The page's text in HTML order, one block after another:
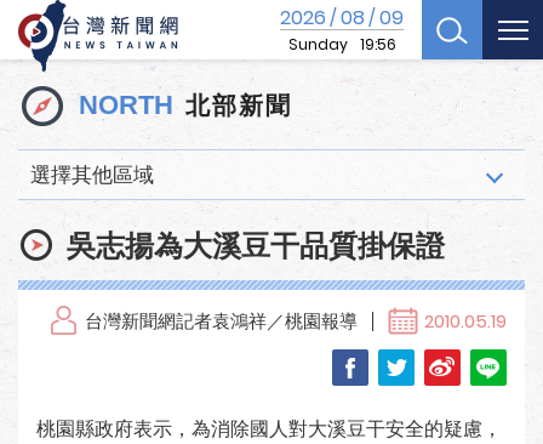
2026/08/09
Sunday 19:56
NORTH 北部新聞
選擇其他區域
吳志揚為大溪豆干品質掛保證
台灣新聞網記者袁鴻祥／桃園報導 2010.05.19
桃園縣政府表示，為消除國人對大溪豆干安全的疑慮，